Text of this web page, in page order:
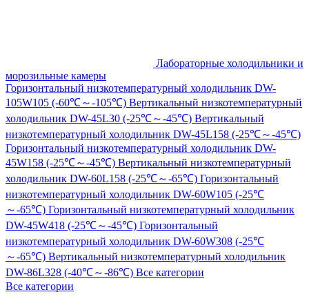
Лабораторные холодильники и
морозильные камеры
Горизонтальный низкотемпературный холодильник DW-
105W105 (-60℃～-105℃) Вертикальный низкотемпературный
холодильник DW-45L30 (-25℃～-45℃) Вертикальный
низкотемпературный холодильник DW-45L158 (-25℃～-45℃)
Горизонтальный низкотемпературный холодильник DW-
45W158 (-25℃～-45℃) Вертикальный низкотемпературный
холодильник DW-60L158 (-25℃～-65℃) Горизонтальный
низкотемпературный холодильник DW-60W105 (-25℃
～-65℃) Горизонтальный низкотемпературный холодильник
DW-45W418 (-25℃～-45℃) Горизонтальный
низкотемпературный холодильник DW-60W308 (-25℃
～-65℃) Вертикальный низкотемпературный холодильник
DW-86L328 (-40℃～-86℃) Все категории
Все категории